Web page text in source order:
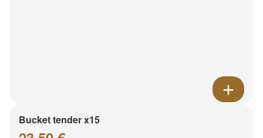
Bucket tender x15